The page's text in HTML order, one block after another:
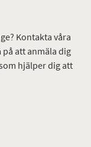
Kontakta våra
på att anmäla dig
hjälper dig att